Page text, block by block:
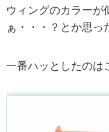
ウィングのカラーが
ぁ・・・？とか思っ
一番ハッとしたのは